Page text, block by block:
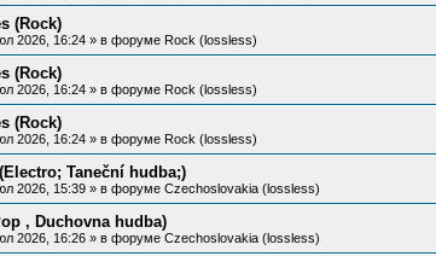
(Rock)
2026, 16:24» в форуме Rock (lossless)
(Rock)
2026, 16:24» в форуме Rock (lossless)
(Rock)
2026, 16:24» в форуме Rock (lossless)
Taneční hudba;)
2026, 15:39» в форуме Czechoslovakia (lossless)
, Duchovna hudba)
2026, 16:26» в форуме Czechoslovakia (lossless)